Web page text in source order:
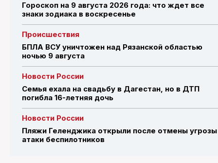
Гороскоп на 9 августа 2026 года: что ждет все
знаки зодиака в воскресенье
Происшествия
БПЛА ВСУ уничтожен над Рязанской областью
ночью 9 августа
Новости России
Семья ехала на свадьбу в Дагестан, но в ДТП
погибла 16-летняя дочь
Новости России
Пляжи Геленджика открыли после отмены угрозы
атаки беспилотников